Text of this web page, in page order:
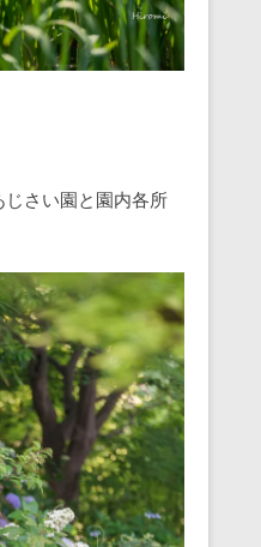
さい園と園内各所